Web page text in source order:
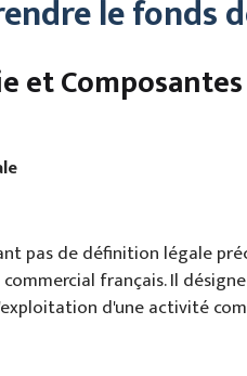
le fonds
pas de définition légale
français. Il
d'une activité